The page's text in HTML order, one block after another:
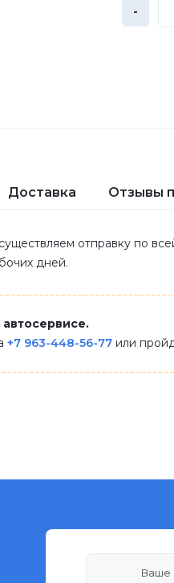
-
Доставка Отзывы
отправку по
дней.
+7 963-448-56-77 или